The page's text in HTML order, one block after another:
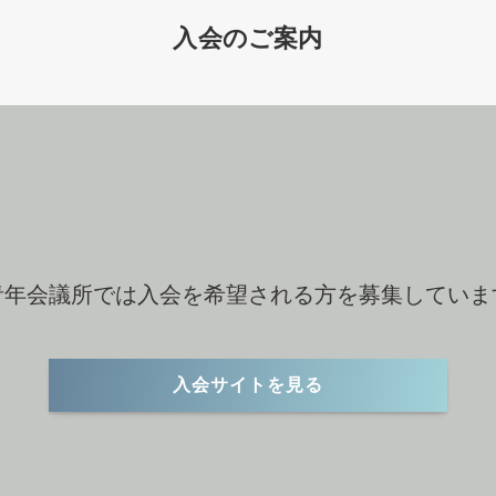
入会のご案内
会議所では入会を希望される方を募集してい
入会サイトを見る